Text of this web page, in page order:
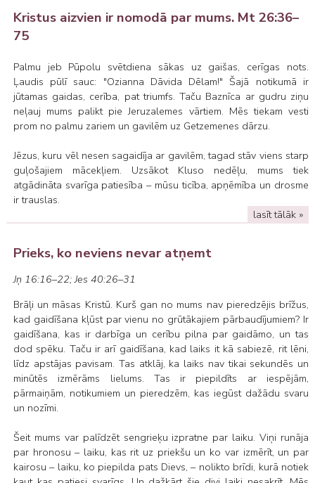
Kristus aizvien ir nomodā par mums. Mt 26:36–
75
Palmu jeb Pūpolu svētdiena sākas uz gaišas, cerīgas nots.
Ļaudis pūlī sauc: "Ozianna Dāvida Dēlam!" Šajā notikumā ir
jūtamas gaidas, cerība, pat triumfs. Taču Baznīca ar gudru ziņu
neļauj mums palikt pie Jeruzalemes vārtiem. Mēs tiekam vesti
prom no palmu zariem un gavilēm uz Getzemenes dārzu.
Jēzus, kuru vēl nesen sagaidīja ar gavilēm, tagad stāv viens starp
guļošajiem mācekļiem. Uzsākot Kluso nedēļu, mums tiek
atgādināta svarīga patiesība – mūsu ticība, apņēmība un drosme
ir trauslas.
lasīt tālāk »
Prieks, ko neviens nevar atņemt
Jņ 16:16–22; Jes 40:26–31
Brāļi un māsas Kristū. Kurš gan no mums nav pieredzējis brīžus,
kad gaidīšana kļūst par vienu no grūtākajiem pārbaudījumiem? Ir
gaidīšana, kas ir darbīga un cerību pilna par gaidāmo, un tas
dod spēku. Taču ir arī gaidīšana, kad laiks it kā sabiezē, rit lēni,
līdz apstājas pavisam. Tas atklāj, ka laiks nav tikai sekundēs un
minūtēs izmērāms lielums. Tas ir piepildīts ar iespējām,
pārmaiņām, notikumiem un pieredzēm, kas iegūst dažādu svaru
un nozīmi.
Šeit mums var palīdzēt sengrieķu izpratne par laiku. Viņi runāja
par hronosu – laiku, kas rit uz priekšu un ko var izmērīt, un par
kairosu – laiku, ko piepilda pats Dievs, – nolikto brīdi, kurā notiek